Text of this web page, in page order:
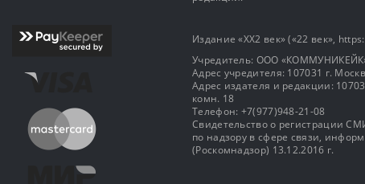
Издание «XX2 век» («22 век»,
Учредитель: OOO
Адрес учредителя: 107031 г.
Адрес издателя и редакции:
комн. 18
Телефон: +7(977)948-21-08
Свидетельство о регистрации
по надзору в сфере связи,
(Роскомнадзор) 13.12.2016 г.